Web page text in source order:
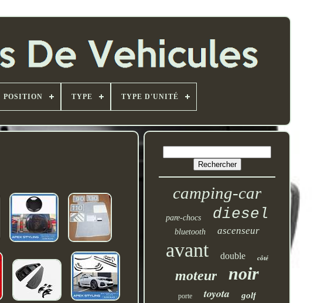
POSITION TYPE TYPE D'UNITÉ
camping-car
pare-chocs diesel
bluetooth ascenseur
avant double côté
moteur noir
porte toyota golf